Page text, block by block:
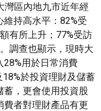
灣區內地九市近年經
持高水平：82%受
有所上升；77%受訪
調查也顯示，現時大
用於日常消費
於投資理財及儲蓄
蓄，更會使用投資股
費者對理財產品有更